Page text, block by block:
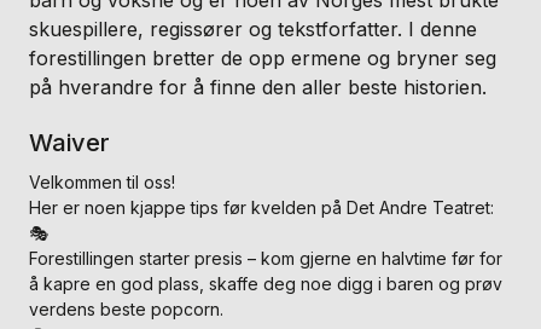
skuespillere, regissører og tekstforfatter. I denne
forestillingen bretter de opp ermene og bryner seg
på hverandre for å finne den aller beste historien.
Waiver
Velkommen til oss!
Her er noen kjappe tips før kvelden på Det Andre Teatret:
🎭
Forestillingen starter presis – kom gjerne en halvtime før for
å kapre en god plass, skaffe deg noe digg i baren og prøv
verdens beste popcorn.